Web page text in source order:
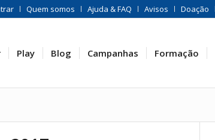
Quem somos Ajuda & FAQ Avisos Doação
Play Blog Campanhas Formação